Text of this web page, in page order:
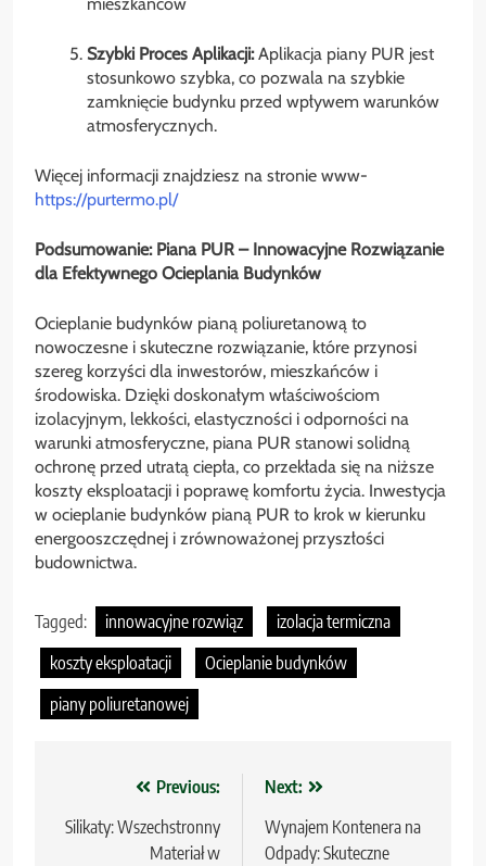
Szybki Proces Aplikacji:Aplikacja piany PUR jest
stosunkowo szybka, co pozwala na szybkie
zamknięcie budynku przed wpływem warunków
atmosferycznych.
Więcej informacji znajdziesz na stronie www-
https://purtermo.pl/
Podsumowanie: Piana PUR – Innowacyjne Rozwiązanie
dla Efektywnego Ocieplania Budynków
Ocieplanie budynków pianą poliuretanową to
nowoczesne i skuteczne rozwiązanie, które przynosi
szereg korzyści dla inwestorów, mieszkańców i
środowiska. Dzięki doskonałym właściwościom
izolacyjnym, lekkości, elastyczności i odporności na
warunki atmosferyczne, piana PUR stanowi solidną
ochronę przed utratą ciepła, co przekłada się na niższe
koszty eksploatacji i poprawę komfortu życia. Inwestycja
w ocieplanie budynków pianą PUR to krok w kierunku
energooszczędnej i zrównoważonej przyszłości
budownictwa.
Tagged: innowacyjne rozwiąz
izolacja termiczna
koszty eksploatacji
Ocieplanie budynków
piany poliuretanowej
Nawigacja
wpisu
Previous:
Silikaty: Wszechstronny
Materiał w
Next:
Wynajem Kontenera na
Odpady: Skuteczne